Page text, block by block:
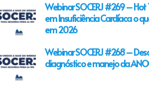
Webinar SOCERJ #269 – Hot
em Insuficiência Cardíaca o
em 2026
Webinar SOCERJ #268 –
diagnóstico e manejo da